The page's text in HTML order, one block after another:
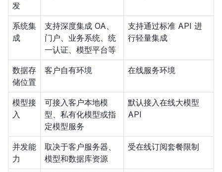
发
系统集
成
支持深度集成 OA、
门户、业务系统、统
一认证、模型平台等
支持通过标准 API 进
行轻量集成
数据存
储位置
客户自有环境 在线服务环境
模型接
入
可接入客户本地模
型、私有化模型或指
定模型服务
默认接入在线大模型
API
并发能
力
取决于客户服务器、
模型和数据库资源
受在线订阅套餐限制